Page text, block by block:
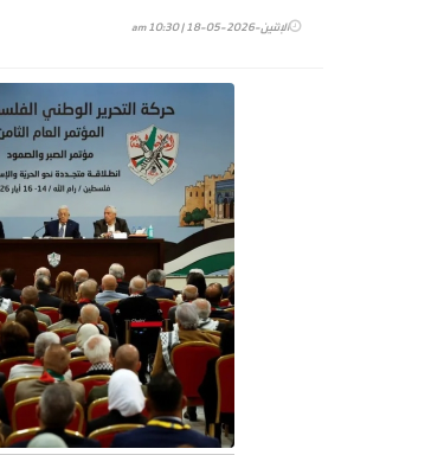
الإثنين-2026-05-18 | 10:30 am